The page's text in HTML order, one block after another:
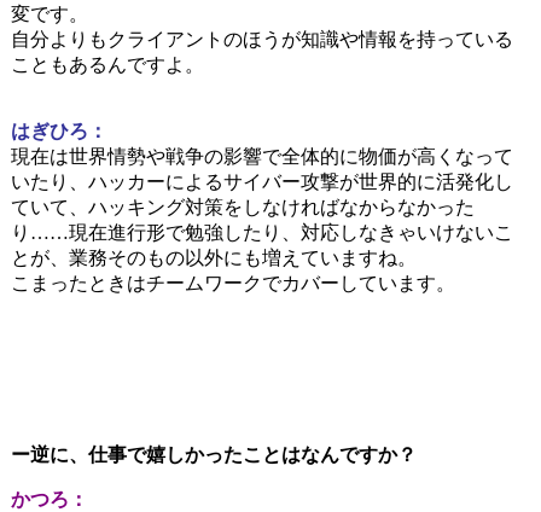
変です。
自分よりもクライアントのほうが知識や情報を持っている
こともあるんですよ。
はぎひろ：
現在は世界情勢や戦争の影響で全体的に物価が高くなって
いたり、ハッカーによるサイバー攻撃が世界的に活発化し
ていて、ハッキング対策をしなければなからなかった
り……現在進行形で勉強したり、対応しなきゃいけないこ
とが、業務そのもの以外にも増えていますね。
こまったときはチームワークでカバーしています。
ー逆に、仕事で嬉しかったことはなんですか？
かつろ：